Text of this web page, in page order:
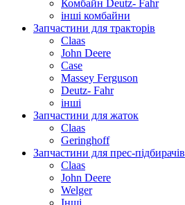
Комбайн Deutz- Fahr
інші комбайни
Запчастини для тракторів
Claas
John Deere
Case
Massey Ferguson
Deutz- Fahr
інші
Запчастини для жаток
Claas
Geringhoff
Запчастини для прес-підбирачів
Claas
John Deere
Welger
Інші